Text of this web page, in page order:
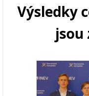
Výsledky
jsou